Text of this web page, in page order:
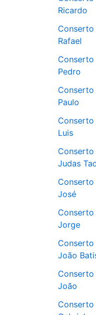
Ricardo
Rafael
Pedro
Paulo
Luis
Judas
José
Jorge
João
João